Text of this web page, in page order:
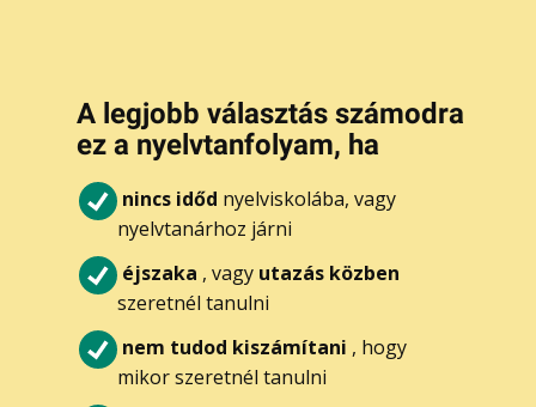
A legjobb választás számodra
ez a nyelvtanfolyam, ha
nincs időd nyelviskolába, vagy
nyelvtanárhoz járni
éjszaka , vagy utazás közben
szeretnél tanulni
nem tudod kiszámítani , hogy
mikor szeretnél tanulni